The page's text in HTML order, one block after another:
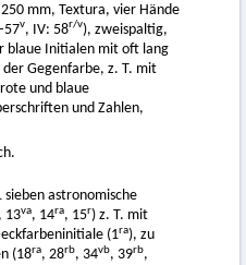
mm, Textura, vier Hände
v, IV: 58r/v), zweispaltig,
blaue Initialen mit oft lang
Gegenfarbe, z. T. mit
und blaue
und Zahlen,
sieben astronomische
, 13va, 14ra, 15r) z. T. mit
(1ra), zu
(18ra, 28rb, 34vb, 39rb,